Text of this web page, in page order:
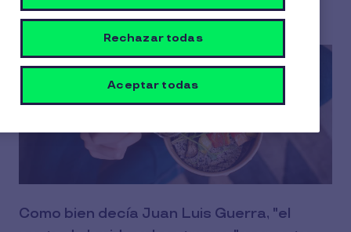
5 Min de Lectura 25 Junio 2021
Como bien decía Juan Luis Guerra, "el
Rechazar todas
Aceptar todas